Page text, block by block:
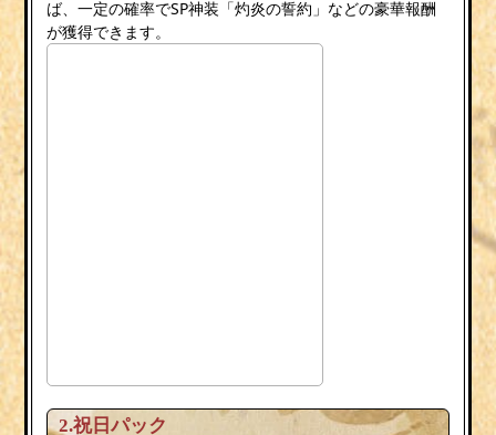
ば、一定の確率でSP神装「灼炎の誓約」などの豪華報酬
が獲得できます。
2.祝日パック